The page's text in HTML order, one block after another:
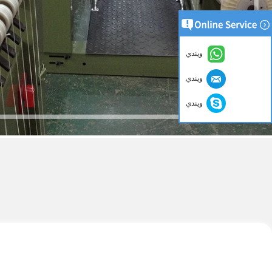
ويندي
ويندي
ويندي